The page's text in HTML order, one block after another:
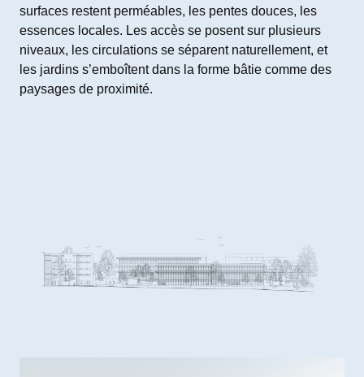
surfaces restent perméables, les pentes douces, les
essences locales. Les accès se posent sur plusieurs
niveaux, les circulations se séparent naturellement, et
les jardins s’emboîtent dans la forme bâtie comme des
paysages de proximité.